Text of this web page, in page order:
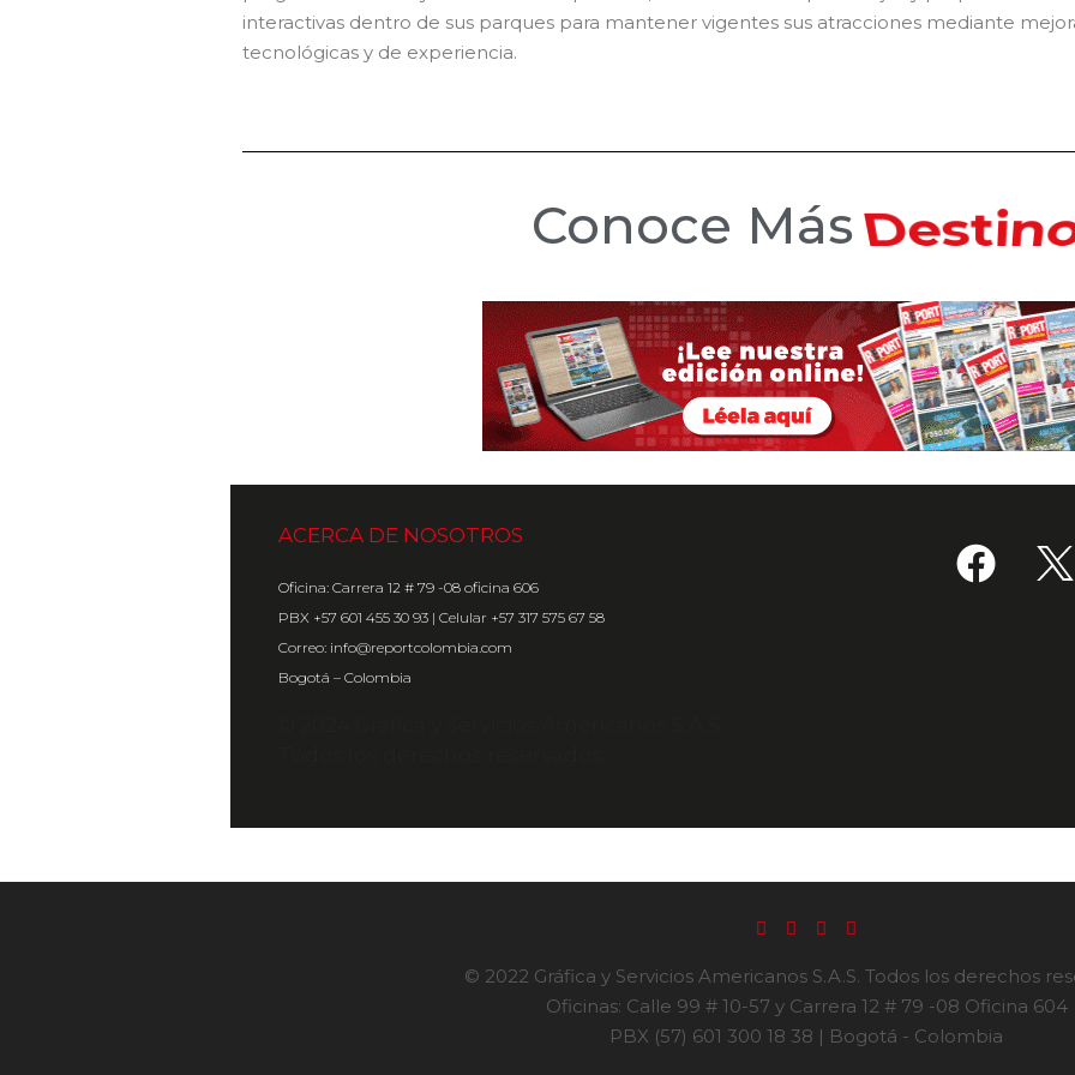
interactivas dentro de sus parques para mantener vigentes sus atracciones mediante
tecnológicas y de experiencia.
Conoce Más
ACERCA DE NOSOTROS
Oficina: Carrera 12 # 79 -08 oficina 606
PBX +57 601 455 30 93 | Celular +57 317 575 67 58
Correo: info@reportcolombia.com
Bogotá – Colombia
© 2022 Gráfica y Servicios Americanos S.A.S. Todos los derechos
Oficinas: Calle 99 # 10-57 y Carrera 12 # 79 -08 Oficina 604
PBX (57) 601 300 18 38 | Bogotá - Colombia